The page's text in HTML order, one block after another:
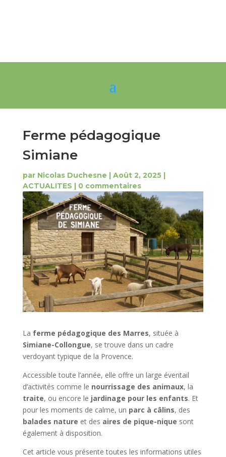
Ferme pédagogique
Simiane
par Nicolas Duchesne | Août 2, 2025|
ACTUALITES | 0 commentaires
La ferme pédagogique des Marres, située à
Simiane-Collongue, se trouve dans un cadre
verdoyant typique de la Provence.
Accessible toute l’année, elle offre un large éventail
d’activités comme le nourrissage des animaux, la
traite, ou encore le jardinage pour les enfants. Et
pour les moments de calme, un parc à câlins, des
balades nature et des aires de pique-nique sont
également à disposition.
Cet article vous présente toutes les informations utiles